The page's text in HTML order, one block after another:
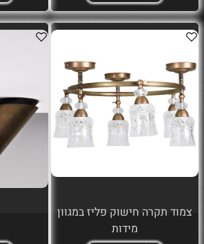
צמוד תקרה חישוק פליז במגוון
מידות